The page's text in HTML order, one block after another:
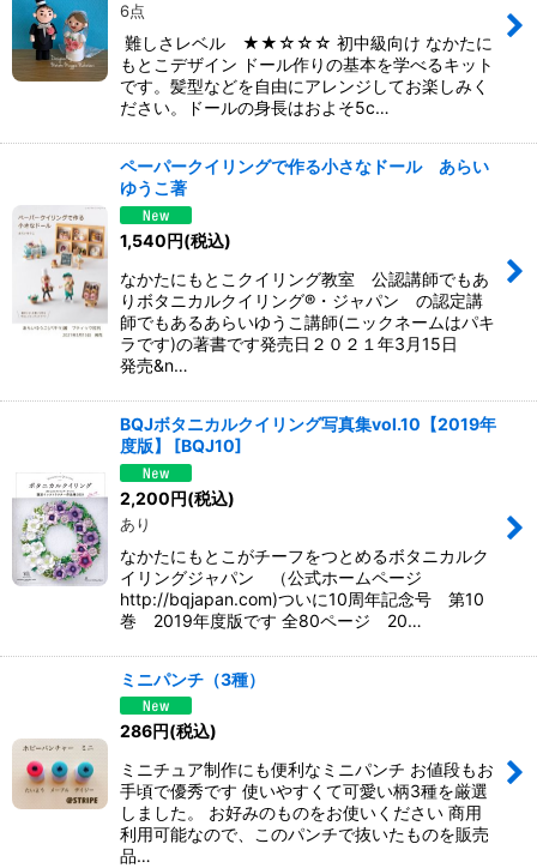
6点
難しさレベル ★★☆☆☆ 初中級向け なかたに
もとこデザイン ドール作りの基本を学べるキット
です。髪型などを自由にアレンジしてお楽しみく
ださい。ドールの身長はおよそ5c…
ペーパークイリングで作る小さなドール あらい
ゆうこ著
1,540円(税込)
なかたにもとこクイリング教室 公認講師でもあ
りボタニカルクイリング®︎・ジャパン の認定講
師でもあるあらいゆうこ講師(ニックネームはパキ
ラです)の著書です発売日２０２１年3月15日
発売&n…
BQJボタニカルクイリング写真集vol.10【2019年
度版】
[BQJ10]
2,200円(税込)
あり
なかたにもとこがチーフをつとめるボタニカルク
イリングジャパン （公式ホームページ
http://bqjapan.com)ついに10周年記念号 第10
巻 2019年度版です 全80ページ 20…
ミニパンチ（3種）
286円(税込)
ミニチュア制作にも便利なミニパンチ お値段もお
手頃で優秀です 使いやすくて可愛い柄3種を厳選
しました。 お好みのものをお使いください 商用
利用可能なので、このパンチで抜いたものを販売
品…